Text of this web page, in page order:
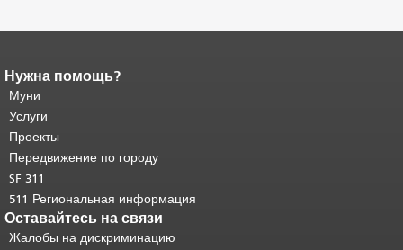
Конец содержимого
страницы.
страницы повторяется на каждой
странице.
основного содержимого .
Нужна помощь?
Муни
Услуги
Проекты
Передвижение по городу
SF 311
511 Региональная информация
Оставайтесь на связи
Жалобы на дискриминацию